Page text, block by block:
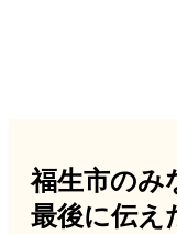
福生市のみ
最後に伝え